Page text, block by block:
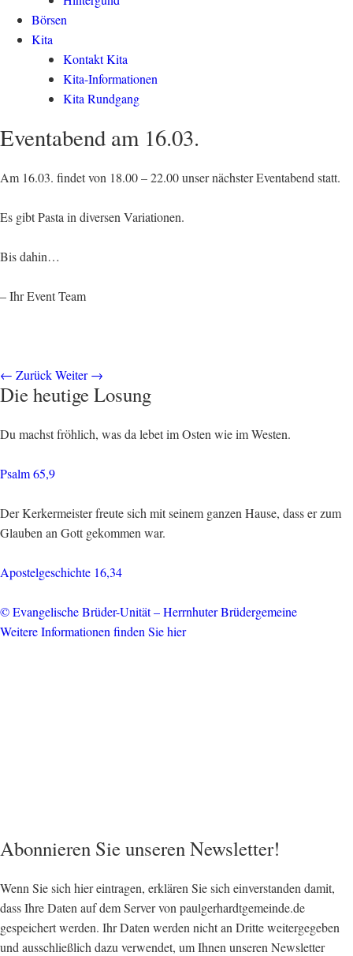
Börsen
Kita
Kontakt Kita
Kita-Informationen
Kita Rundgang
Eventabend am 16.03.
Am 16.03. findet von 18.00 – 22.00 unser nächster Eventabend statt.
Es gibt Pasta in diversen Variationen.
Bis dahin…
– Ihr Event Team
← ZurückWeiter→
Die heutige Losung
Du machst fröhlich, was da lebet im Osten wie im Westen.
Psalm 65,9
Der Kerkermeister freute sich mit seinem ganzen Hause, dass er zum
Glauben an Gott gekommen war.
Apostelgeschichte 16,34
© Evangelische Brüder-Unität – Herrnhuter Brüdergemeine
Weitere Informationen finden Sie hier
Abonnieren Sie unseren Newsletter!
Wenn Sie sich hier eintragen, erklären Sie sich einverstanden damit,
dass Ihre Daten auf dem Server von paulgerhardtgemeinde.de
gespeichert werden. Ihr Daten werden nicht an Dritte weitergegeben
und ausschließlich dazu verwendet, um Ihnen unseren Newsletter